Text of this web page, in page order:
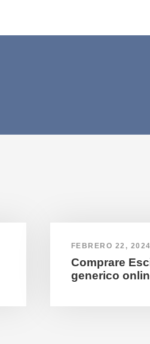
FEBRERO 22, 2024
Comprare
generico